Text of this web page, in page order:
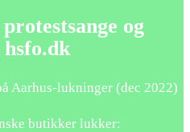
og
Aarhus-lukninger (dec 2022)
butikker lukker: